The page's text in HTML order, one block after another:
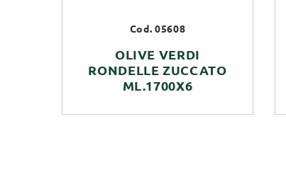
Cod. 05608
OLIVE VERDI
RONDELLE ZUCCATO
ML.1700X6